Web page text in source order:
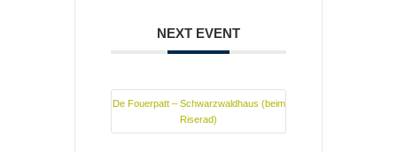
NEXT EVENT
De Fouerpatt – Schwarzwaldhaus (beim
Riserad)